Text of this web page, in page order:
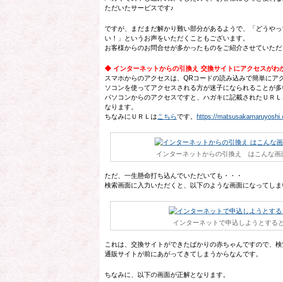
ただいたサービスです♪
ですが、まだまだ解かり難い部分があるようで、「どうや
い！」というお声をいただくこともございます。
お客様からのお問合せが多かったものをご紹介させていただ
◆ インターネットからの引換え 交換サイトにアクセスが
スマホからのアクセスは、QRコードの読み込みで簡単にア
ソコンを使ってアクセスされる方が迷子になられることが多
パソコンからのアクセスですと、ハガキに記載されたＵＲ
なります。
ちなみにＵＲＬはこちらです。 https://
インターネットからの引換え はこんな画
ただ、一生懸命打ち込んでいただいても・・・
検索画面に入力いただくと、以下のような画面になってしま
インターネットで申込しようとする
これは、交換サイトができたばかりの赤ちゃんですので、
通販サイトが前にあがってきてしまうからなんです。
ちなみに、以下の画面が正解となります。